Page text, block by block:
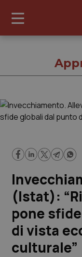
Governo e
Regioni e Asl
Lavoro e
Scienza e Farmaci
(Istat):
pone
di vista
culturale”